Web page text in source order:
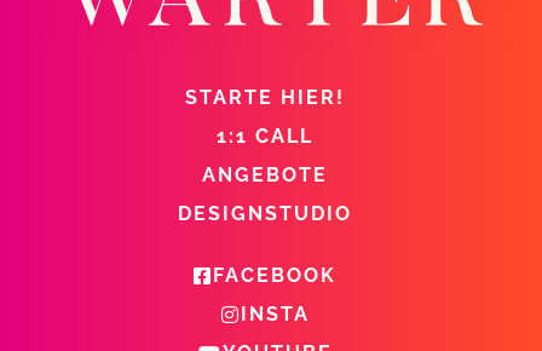
STARTE HIER!
1:1 CALL
ANGEBOTE
DESIGNSTUDIO
FACEBOOK
INSTA